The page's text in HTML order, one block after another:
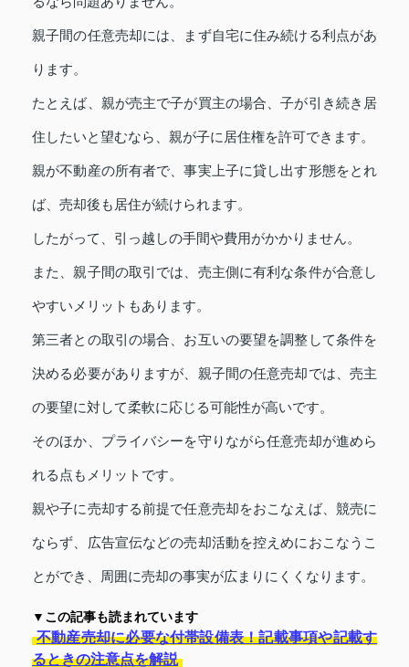
親子間の任意売却には、まず自宅に住み続ける利点があ
ります。
たとえば、親が売主で子が買主の場合、子が引き続き居
住したいと望むなら、親が子に居住権を許可できます。
親が不動産の所有者で、事実上子に貸し出す形態をとれ
ば、売却後も居住が続けられます。
したがって、引っ越しの手間や費用がかかりません。
また、親子間の取引では、売主側に有利な条件が合意し
やすいメリットもあります。
第三者との取引の場合、お互いの要望を調整して条件を
決める必要がありますが、親子間の任意売却では、売主
の要望に対して柔軟に応じる可能性が高いです。
そのほか、プライバシーを守りながら任意売却が進めら
れる点もメリットです。
親や子に売却する前提で任意売却をおこなえば、競売に
ならず、広告宣伝などの売却活動を控えめにおこなうこ
とができ、周囲に売却の事実が広まりにくくなります。
▼この記事も読まれています
不動産売却に必要な付帯設備表！記載事項や記載す
るときの注意点を解説